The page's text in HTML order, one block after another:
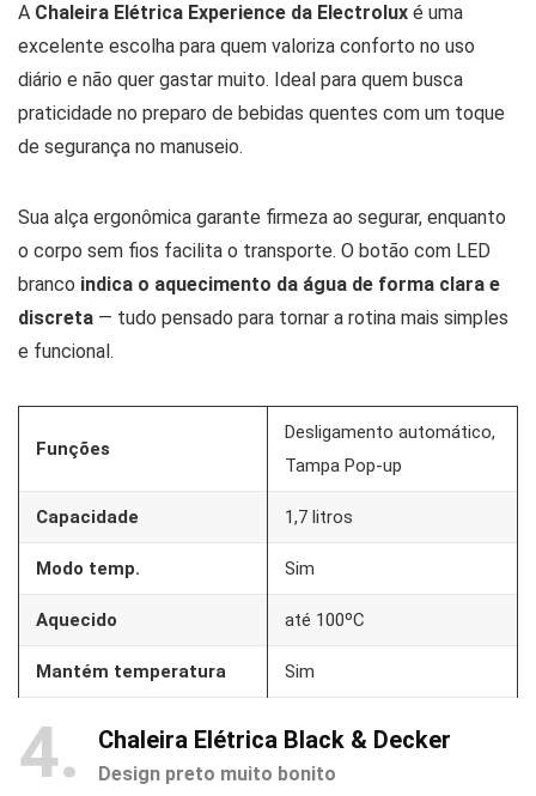
A Chaleira Elétrica Experience da Electrolux é uma
excelente escolha para quem valoriza conforto no uso
diário e não quer gastar muito. Ideal para quem busca
praticidade no preparo de bebidas quentes com um toque
de segurança no manuseio.
Sua alça ergonômica garante firmeza ao segurar, enquanto
o corpo sem fios facilita o transporte. O botão com LED
branco indica o aquecimento da água de forma clara e
discreta — tudo pensado para tornar a rotina mais simples
e funcional.
Funções
Desligamento automático,
Tampa Pop-up
Capacidade 1,7 litros
Modo temp. Sim
Aquecido até 100ºC
Mantém temperatura Sim
4 Chaleira Elétrica Black & Decker
Design preto muito bonito